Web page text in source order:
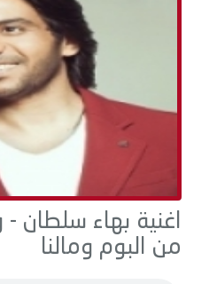
من البوم ومالنا